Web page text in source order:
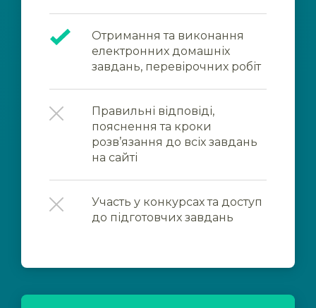
Отримання та виконання
електронних домашніх
завдань, перевірочних робіт
Правильні відповіді,
пояснення та кроки
розв’язання до всіх завдань
на сайті
Участь у конкурсах та доступ
до підготовчих завдань